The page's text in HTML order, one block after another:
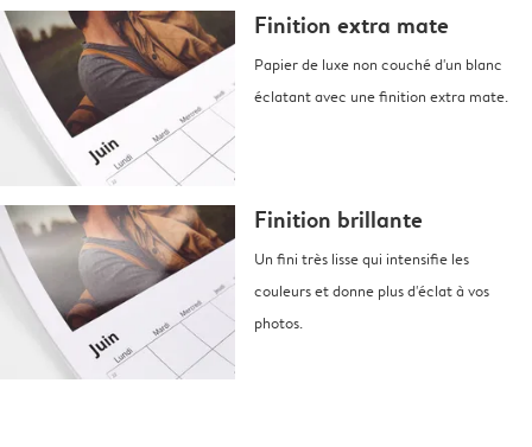
Finition extra mate
Papier de luxe non couché d'un blanc
éclatant avec une finition extra mate.
Finition brillante
Un fini très lisse qui intensifie les
couleurs et donne plus d'éclat à vos
photos.